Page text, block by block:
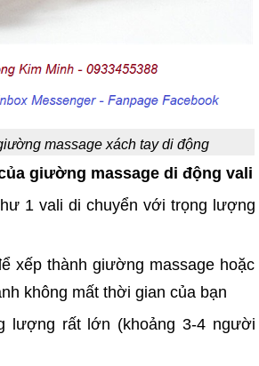
massage xách tay di động
giường massage di động vali
1 vali di chuyển với trọng lượng
xếp thành giường massage hoặc
không mất thời gian của bạn
lượng rất lớn (khoảng 3-4 người